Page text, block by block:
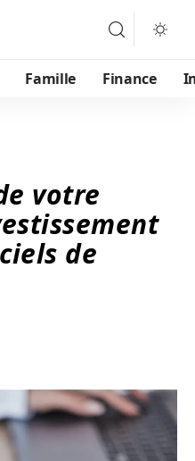
Famille Finance
votre
de